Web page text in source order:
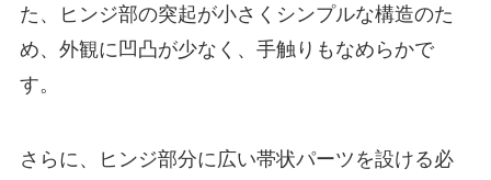
た、ヒンジ部の突起が小さくシンプルな構造のた
め、外観に凹凸が少なく、手触りもなめらかで
す。
さらに、ヒンジ部分に広い帯状パーツを設ける必